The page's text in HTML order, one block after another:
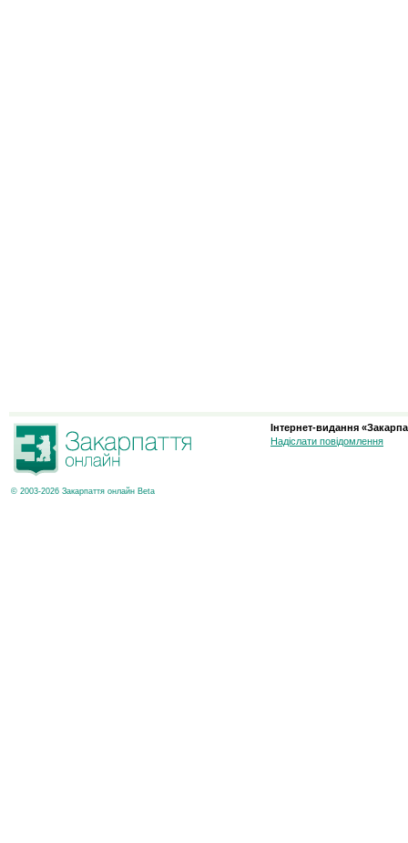
© 2003-2026 Закарпаття онлайн Beta
Інтернет-видання
Надіслати повідомлення